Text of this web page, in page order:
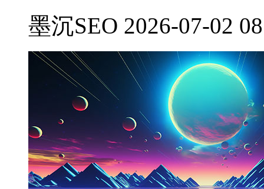
墨沉SEO 2026-07-02